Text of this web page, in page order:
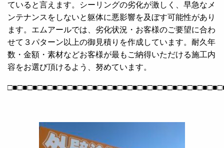
ていると言えます。シーリングの劣化が激しく、早急なメ
ンテナンスをしないと躯体に悪影響を及ぼす可能性があり
ます。エムアールでは、劣化状況・お客様のご要望に合わ
せて３パターン以上の御見積りを作成しています。耐久年
数・金額・素材などお客様が最もご納得いただける施工内
容をお選び頂けるよう、努めています。